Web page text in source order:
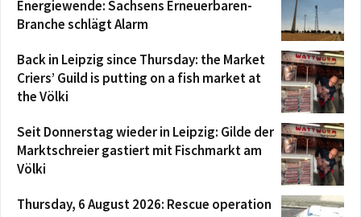
Energiewende: Sachsens Erneuerbaren-
Branche schlägt Alarm
Back in Leipzig since Thursday: the Market
Criers’ Guild is putting on a fish market at
the Völki
Seit Donnerstag wieder in Leipzig: Gilde der
Marktschreier gastiert mit Fischmarkt am
Völki
Thursday, 6 August 2026: Rescue operation